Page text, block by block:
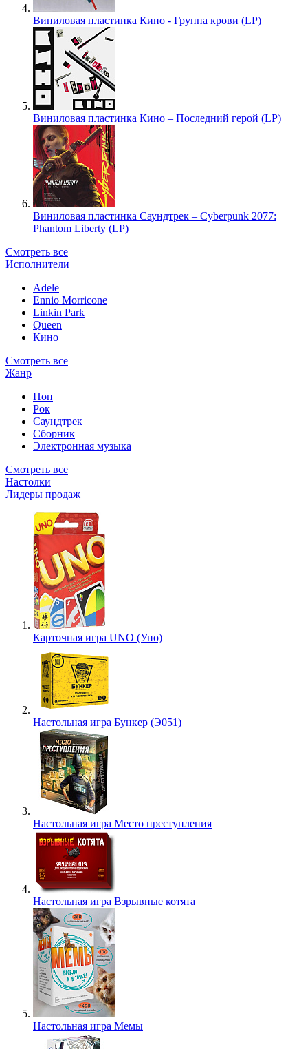
Виниловая пластинка Кино - Группа крови (LP)
Виниловая пластинка Кино – Последний герой (LP)
Виниловая пластинка Саундтрек – Cyberpunk 2077:
Phantom Liberty (LP)
Смотреть все
Исполнители
Adele
Ennio Morricone
Linkin Park
Queen
Кино
Смотреть все
Жанр
Поп
Рок
Саундтрек
Сборник
Электронная музыка
Смотреть все
Настолки
Лидеры продаж
Карточная игра UNO (Уно)
Настольная игра Бункер (Э051)
Настольная игра Место преступления
Настольная игра Взрывные котята
Настольная игра Мемы